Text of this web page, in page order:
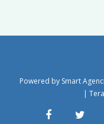
Powered by Smart
|